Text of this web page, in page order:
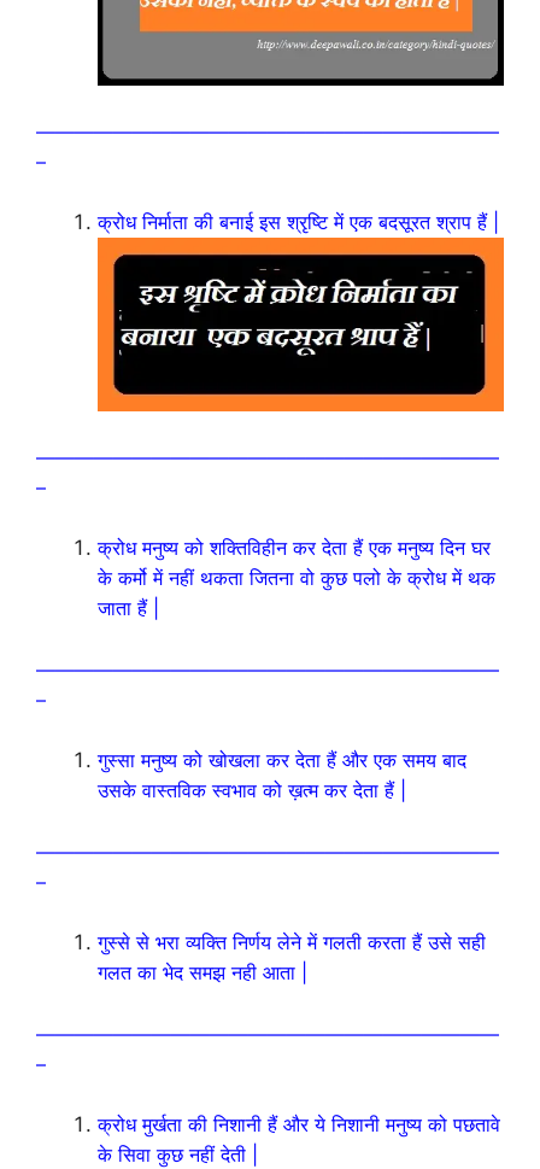
————————————————————————
–
क्रोध निर्माता की बनाई इस श्रृष्टि में एक बदसूरत श्राप हैं |
————————————————————————
–
क्रोध मनुष्य को शक्तिविहीन कर देता हैं एक मनुष्य दिन घर
के कर्मो में नहीं थकता जितना वो कुछ पलो के क्रोध में थक
जाता हैं |
————————————————————————
–
गुस्सा मनुष्य को खोखला कर देता हैं और एक समय बाद
उसके वास्तविक स्वभाव को ख़त्म कर देता हैं |
————————————————————————
–
गुस्से से भरा व्यक्ति निर्णय लेने में गलती करता हैं उसे सही
गलत का भेद समझ नही आता |
————————————————————————
–
क्रोध मुर्खता की निशानी हैं और ये निशानी मनुष्य को पछतावे
के सिवा कुछ नहीं देती |